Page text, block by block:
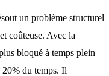
un problème structurel
coûteuse. Avec la
bloqué à temps plein
du temps. Il